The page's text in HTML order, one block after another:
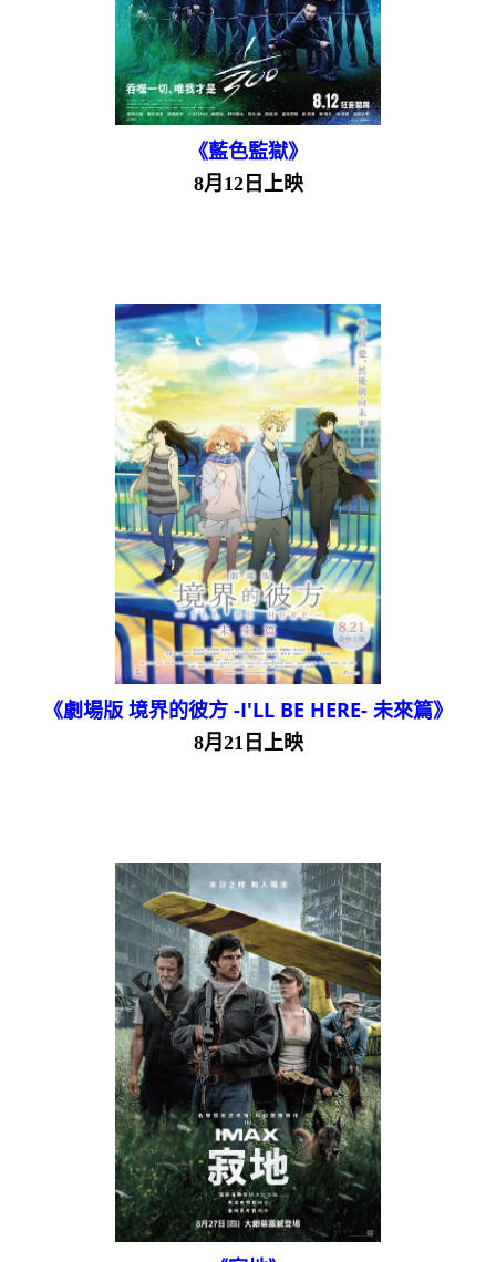
《藍色監獄》
8月12日上映
《劇場版 境界的彼方 -I'LL BE HERE- 未來篇》
8月21日上映